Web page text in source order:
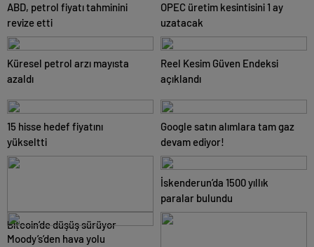
ABD, petrol fiyatı tahminini
revize etti
OPEC üretim kesintisini 1 ay
uzatacak
Küresel petrol arzı mayısta
azaldı
Reel Kesim Güven Endeksi
açıklandı
15 hisse hedef fiyatını
yükseltti
Google satın alımlara tam gaz
devam ediyor!
Bitcoin’de düşüş sürüyor
İskenderun’da 1500 yıllık
paralar bulundu
Moody’s’den hava yolu